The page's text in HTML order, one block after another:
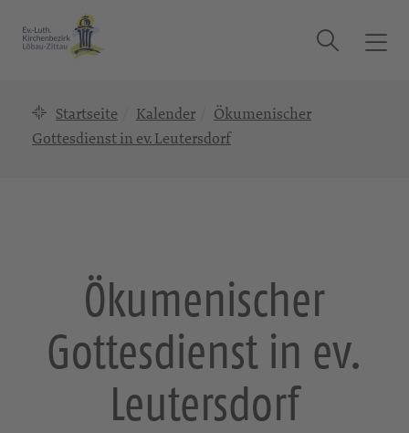
T
Suche
Startseite Kalender
Ökumenischer
Gottesdienst in ev. Leutersdorf
Ökumenischer
Gottesdienst in ev.
Leutersdorf